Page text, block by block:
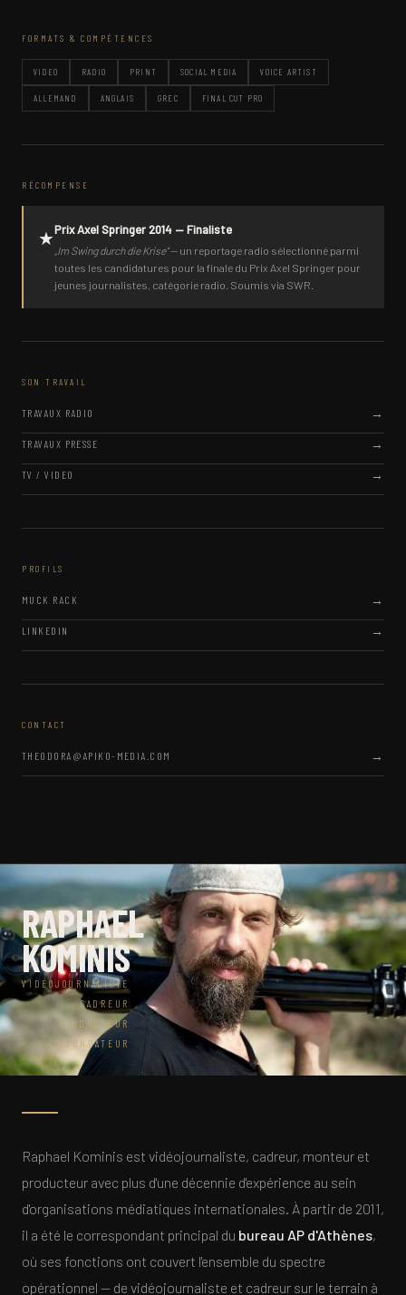
FORMATS & COMPÉTENCES
VIDEO RADIO PRINT SOCIAL MEDIA VOICE ARTIST
ALLEMAND ANGLAIS GREC FINAL CUT PRO
RÉCOMPENSE
★Prix Axel Springer 2014 — Finaliste
„Im Swing durch die Krise"— un reportage radio sélectionné parmi
toutes les candidatures pour la finale du Prix Axel Springer pour
jeunes journalistes, catégorie radio. Soumis via SWR.
SON TRAVAIL
TRAVAUX RADIO
TRAVAUX PRESSE
TV / VIDEO
PROFILS
MUCK RACK
LINKEDIN
CONTACT
THEODORA@APIKO-MEDIA.COM
RAPHAEL
KOMINIS
VIDÉOJOURNALISTE
CADREUR
PRODUCTEUR
CO-FONDATEUR
Raphael Kominis est vidéojournaliste, cadreur, monteur et
producteur avec plus d'une décennie d'expérience au sein
d'organisations médiatiques internationales. À partir de 2011,
il a été le correspondant principal du bureau AP d'Athènes,
où ses fonctions ont couvert l'ensemble du spectre
opérationnel — de vidéojournaliste et cadreur sur le terrain à